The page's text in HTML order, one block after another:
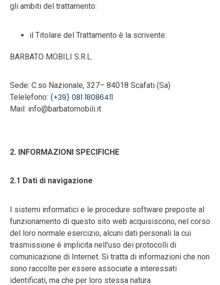
gli ambiti del trattamento:
il Titolare del Trattamento è la scrivente:
BARBATO MOBILI S.R.L.
Sede: C.so Nazionale, 327– 84018 Scafati (Sa)
Telelefono: (+39) 081 18086411
Mail: info@barbatomobili.it
2. INFORMAZIONI SPECIFICHE
2.1 Dati di navigazione
I sistemi informatici e le procedure software preposte al
funzionamento di questo sito web acquisiscono, nel corso
del loro normale esercizio, alcuni dati personali la cui
trasmissione è implicita nell’uso dei protocolli di
comunicazione di Internet. Si tratta di informazioni che non
sono raccolte per essere associate a interessati
identificati, ma che per loro stessa natura